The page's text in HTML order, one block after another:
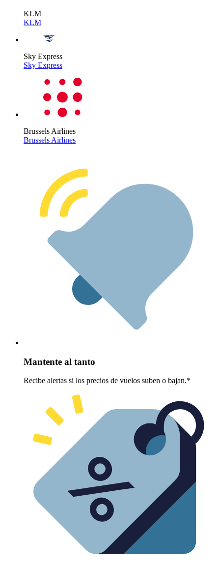
KLM
KLM
Sky Express
Sky Express
Brussels Airlines
Brussels Airlines
Mantente al tanto
Recibe alertas si los precios de vuelos suben o bajan.*